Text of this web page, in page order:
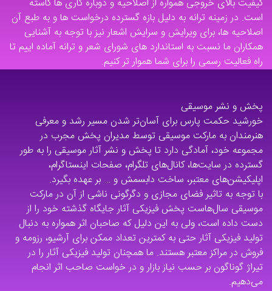
کیفیت بالای خروجی همواره از اصلاحیه و دوباره کاری ها کاسته
است. در زمینه ترانه به دلیل بازه گسترده درخواست ها و به طبع آن
اصلاحیه ها، برای ویرایش و سرایش اشعار نیز با توجه به آشنایی
همکاران ما نسبت به استاندارد های شورای شعر و ترانه آماده اییم تا
راه فعالیت رسمی را برای شما هموار تر کنیم.
پخش و نشر موسیقی
خورشید حکمت پارس برای آسان‌تر شدن مسیر رشد و معرفی
هنرمندان به مارکت موسیقی توسط مدیران پخش مجرب در
مجموعه خود، آمادگی دارد تا پخش و نشر آثار موسیقی را به طور
گسترده در سایت‌ها، کانال‌های تلگرام، صفحات اینستاگرام،
اپلیکیشن‌های معتبر، ساخت دابسمش و … بر عهده بگیرد.
با توجه به تاثیر فضای مجازی و دگرگونی ناشی از آن در مارکت
موسیقی سال‌هاست پخش فیزیکی آثار جایگاه گذشته خود را از
دست داده است، ولی به این دلیل که صاحبان اثر همواره به دنبال
تولید فیزیکی آثار حتی به کمترین تعداد ممکن برای آرشیو، رزومه و
فروش در مراکز معتبر هستند. ما همچنان تولید فیزیکی آثار را در
تیراژ گوناگون بر حسب نیاز بازار و در خواست صاحب اثر انجام
می‌دهیم.